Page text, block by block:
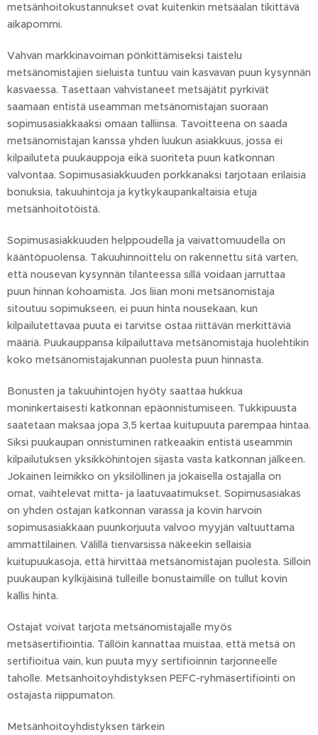
metsänhoitokustannukset ovat kuitenkin metsäalan tikittävä
aikapommi.
Vahvan markkinavoiman pönkittämiseksi taistelu
metsänomistajien sieluista tuntuu vain kasvavan puun kysynnän
kasvaessa. Tasettaan vahvistaneet metsäjätit pyrkivät
saamaan entistä useamman metsänomistajan suoraan
sopimusasiakkaaksi omaan talliinsa. Tavoitteena on saada
metsänomistajan kanssa yhden luukun asiakkuus, jossa ei
kilpailuteta puukauppoja eikä suoriteta puun katkonnan
valvontaa. Sopimusasiakkuuden porkkanaksi tarjotaan erilaisia
bonuksia, takuuhintoja ja kytkykaupankaltaisia etuja
metsänhoitotöistä.
Sopimusasiakkuuden helppoudella ja vaivattomuudella on
kääntöpuolensa. Takuuhinnoittelu on rakennettu sitä varten,
että nousevan kysynnän tilanteessa sillä voidaan jarruttaa
puun hinnan kohoamista. Jos liian moni metsänomistaja
sitoutuu sopimukseen, ei puun hinta nousekaan, kun
kilpailutettavaa puuta ei tarvitse ostaa riittävän merkittäviä
määriä. Puukauppansa kilpailuttava metsänomistaja huolehtikin
koko metsänomistajakunnan puolesta puun hinnasta.
Bonusten ja takuuhintojen hyöty saattaa hukkua
moninkertaisesti katkonnan epäonnistumiseen. Tukkipuusta
saatetaan maksaa jopa 3,5 kertaa kuitupuuta parempaa hintaa.
Siksi puukaupan onnistuminen ratkeaakin entistä useammin
kilpailutuksen yksikköhintojen sijasta vasta katkonnan jälkeen.
Jokainen leimikko on yksilöllinen ja jokaisella ostajalla on
omat, vaihtelevat mitta- ja laatuvaatimukset. Sopimusasiakas
on yhden ostajan katkonnan varassa ja kovin harvoin
sopimusasiakkaan puunkorjuuta valvoo myyjän valtuuttama
ammattilainen. Välillä tienvarsissa näkeekin sellaisia
kuitupuukasoja, että hirvittää metsänomistajan puolesta. Silloin
puukaupan kylkijäisinä tulleille bonustaimille on tullut kovin
kallis hinta.
Ostajat voivat tarjota metsänomistajalle myös
metsäsertifiointia. Tällöin kannattaa muistaa, että metsä on
sertifioitua vain, kun puuta myy sertifioinnin tarjonneelle
taholle. Metsänhoitoyhdistyksen PEFC-ryhmäsertifiointi on
ostajasta riippumaton.
Metsänhoitoyhdistyksen tärkein